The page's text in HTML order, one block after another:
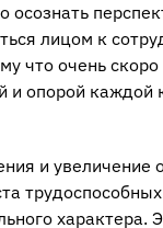
осознать
лицом к
что очень
и опорой каждой
и увеличение
характера.